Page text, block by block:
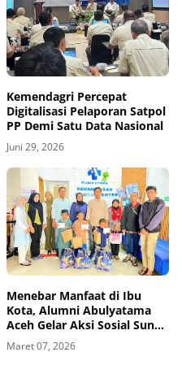
Kemendagri Percepat
Digitalisasi Pelaporan Satpol
PP Demi Satu Data Nasional
Juni 29, 2026
Menebar Manfaat di Ibu
Kota, Alumni Abulyatama
Aceh Gelar Aksi Sosial Sunat
Massal
Maret 07, 2026